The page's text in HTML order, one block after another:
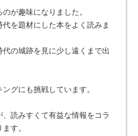
が趣味になりました。
を題材にした本をよく読みま
の城跡を見に少し遠くまで出
グにも挑戦しています。
読みすくて有益な情報をコラ
す。